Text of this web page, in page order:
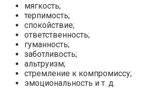
мягкость;
терпимость;
спокойствие;
ответственность;
гуманность;
заботливость;
альтруизм;
стремление к компромиссу;
эмоциональность и т. д.